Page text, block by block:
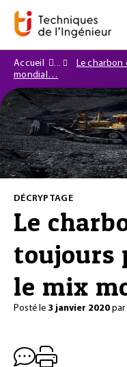
Accueil
Le charbon
mondial…
DÉCRYPTAGE
Le
toujours
le mix
Posté le 3 janvier 2020 par